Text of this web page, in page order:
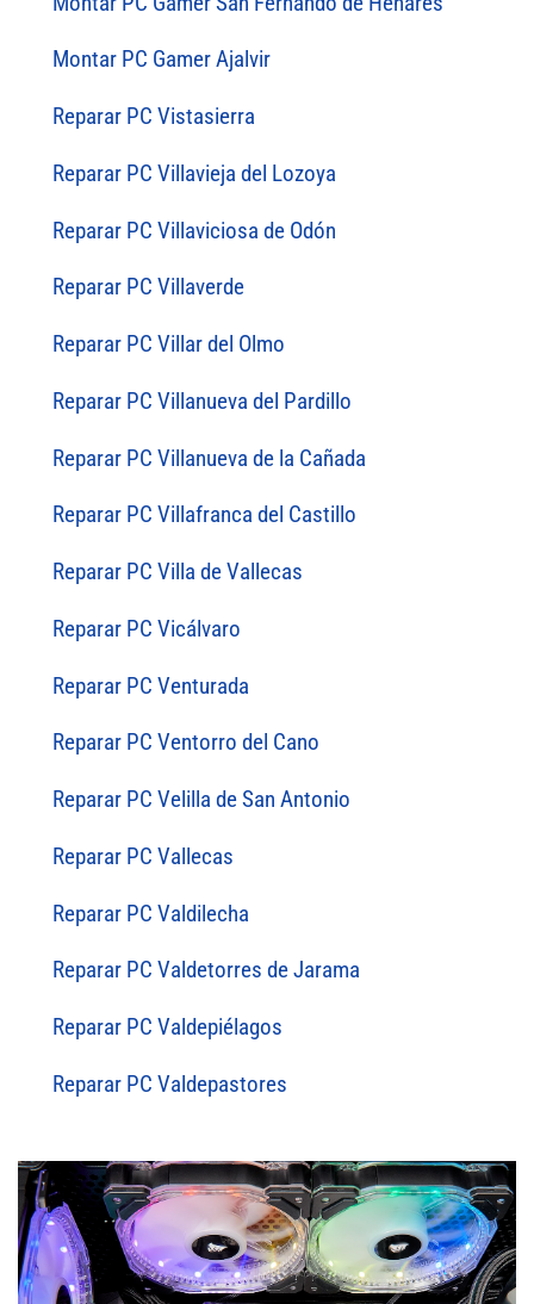
Montar PC Gamer Ajalvir
Reparar PC Vistasierra
Reparar PC Villavieja del Lozoya
Reparar PC Villaviciosa de Odón
Reparar PC Villaverde
Reparar PC Villar del Olmo
Reparar PC Villanueva del Pardillo
Reparar PC Villanueva de la Cañada
Reparar PC Villafranca del Castillo
Reparar PC Villa de Vallecas
Reparar PC Vicálvaro
Reparar PC Venturada
Reparar PC Ventorro del Cano
Reparar PC Velilla de San Antonio
Reparar PC Vallecas
Reparar PC Valdilecha
Reparar PC Valdetorres de Jarama
Reparar PC Valdepiélagos
Reparar PC Valdepastores